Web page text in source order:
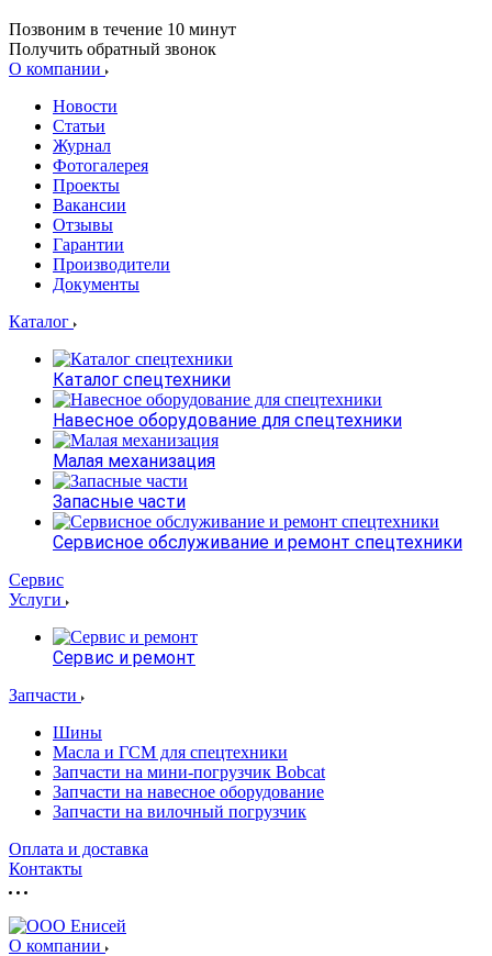
Позвоним в течение 10 минут
Получить обратный звонок
О компании
Новости
Статьи
Журнал
Фотогалерея
Проекты
Вакансии
Отзывы
Гарантии
Производители
Документы
Каталог
Каталог спецтехники
Навесное оборудование для спецтехники
Малая механизация
Запасные части
Сервисное обслуживание и ремонт спецтехники
Сервис
Услуги
Сервис и ремонт
Запчасти
Шины
Масла и ГСМ для спецтехники
Запчасти на мини-погрузчик Bobcat
Запчасти на навесное оборудование
Запчасти на вилочный погрузчик
Оплата и доставка
Контакты
О компании